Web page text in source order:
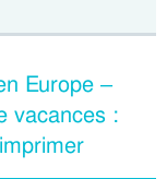
Europe –
vacances :